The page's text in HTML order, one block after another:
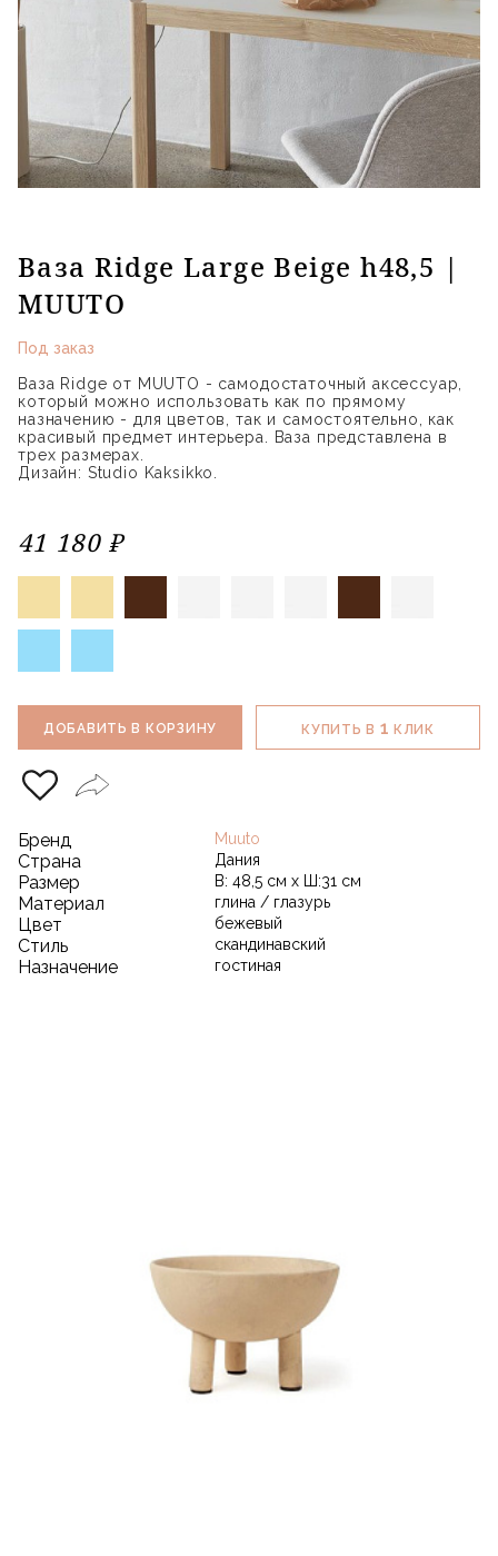
Ваза Ridge Large Beige h48,5 |
MUUTO
Под заказ
Ваза Ridge от MUUTO - самодостаточный аксессуар,
который можно использовать как по прямому
назначению - для цветов, так и самостоятельно, как
красивый предмет интерьера. Ваза представлена в
трех размерах.
Дизайн: Studio Kaksikko.
41 180 ₽
ДОБАВИТЬ В КОРЗИНУ КУПИТЬ В 1 КЛИК
Бренд Muuto
Страна Дания
Размер В: 48,5 см х Ш:31 см
Материал глина / глазурь
Цвет бежевый
Стиль скандинавский
Назначение гостиная